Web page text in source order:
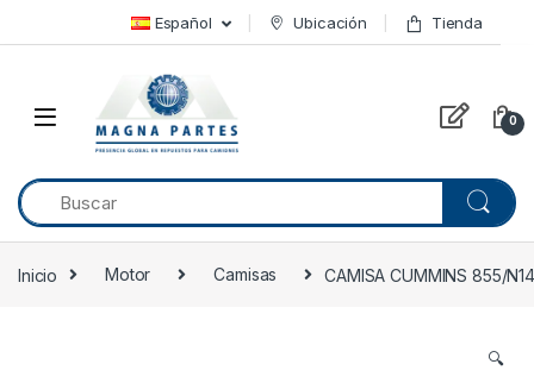
Skip to navigation Español Ubicación Tienda
0
Inicio Motor Camisas CAMISA CUMMINS 855/
🔍